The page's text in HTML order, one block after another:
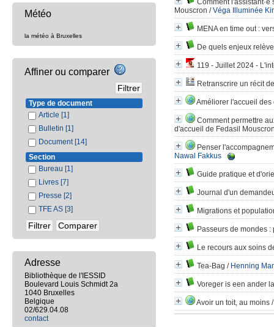
Comment
Mouscron /Véga Illuminée
MENA en time out:
De quels enjeux
119 - Juillet 2024 -
Retranscrire un récit
Améliorer l'accueil des
Comment permettre
d'accueil de Fedasil
Penser
Nawal Fakkus
Guide pratique et
Journal d'un
Migrations et
Passeurs de mondes :
Le recours aux soins
Tea-Bag / Henning
Voreger is een ander
Avoir un toit, au moins
Météo
la météo à Bruxelles
Affiner ou comparer
Type de document
Article [1]
Bulletin [1]
Document [14]
Section
Bureau [1]
Livres [7]
Presse [2]
TFE AS [3]
Adresse
Bibliothèque de l'IESSID
Boulevard Louis Schmidt 2a
1040 Bruxelles
Belgique
02/629.04.08
contact